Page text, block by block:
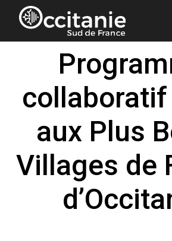
Panneau de gestion des cookies
aux Plus
Villages de